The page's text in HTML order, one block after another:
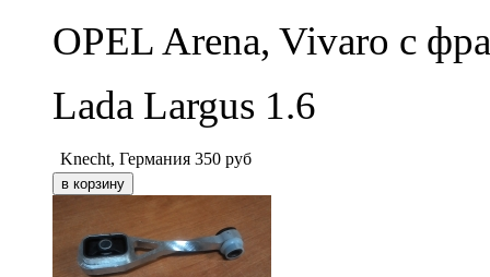
OPEL Arena, Vivaro с
Lada Largus 1.6
Knecht, Германия 350 руб